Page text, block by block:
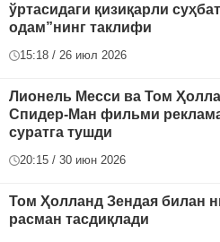
ўртасидаги қизиқарли
одам”нинг таклифи
15:18 / 26 июл 2026
Лионель Месси ва Том
Спидер-Ман фильми
суратга тушди
20:15 / 30 июн 2026
Том Ҳолланд Зендая билан
расман тасдиқлади